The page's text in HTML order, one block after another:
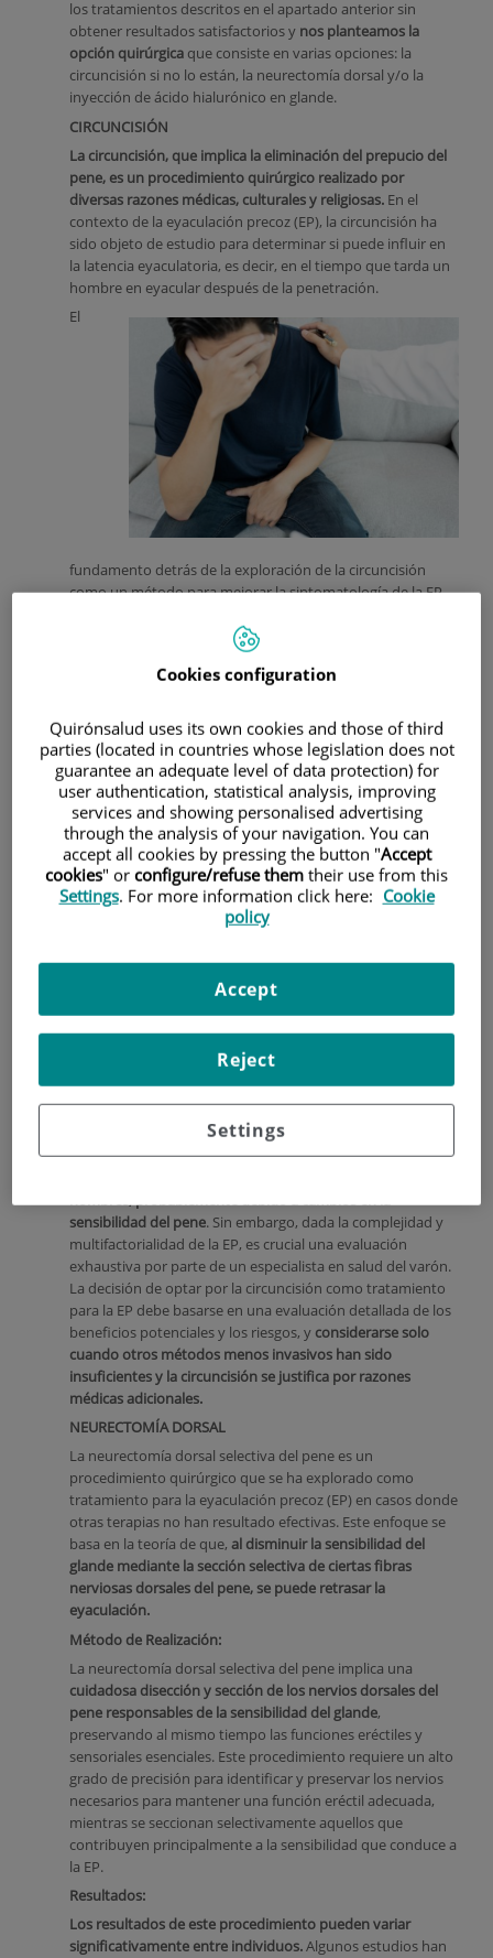
los tratamientos descritos en el apartado anterior sin
obtener resultados satisfactorios y nos planteamos la
opción quirúrgica que consiste en varias opciones: la
circuncisión si no lo están, la neurectomía dorsal y/o la
inyección de ácido hialurónico en glande.
CIRCUNCISIÓN
La circuncisión, que implica la eliminación del prepucio del
pene, es un procedimiento quirúrgico realizado por
diversas razones médicas, culturales y religiosas. En el
contexto de la eyaculación precoz (EP), la circuncisión ha
sido objeto de estudio para determinar si puede influir en
la latencia eyaculatoria, es decir, en el tiempo que tarda un
hombre en eyacular después de la penetración.
El
fundamento detrás de la exploración de la circuncisión
como un método para mejorar la sintomatología de la EP
con una alta densidad de receptores sensoriales finos,
incluidos los receptores táctiles Meissner.
prepucio podría reducir la sensibilidad del pene, lo que
EP.
Los estudios sobre la eficacia de la circuncisión en el
tratamiento de la EP han arrojado resultados mixtos.
Algunas investigaciones sugieren que los hombres
circuncidados pueden experimentar un ligero retraso en la
eyaculación en comparación con los hombres no
circuncidados. Por ejemplo, un estudio observacional
sugirió que los hombres circuncidados reportaron un
mayor tiempo de latencia eyaculatoria intravaginal (IELT)
que aquellos no circuncidados.
Sin embargo, es importante destacar queestos estudios
varían significativamente en diseño, tamaño de muestra y
metodología, lo que dificulta sacar conclusiones firmes.
subjetivos, que pueden ser afectados por varios sesgos.
circuncisión es un procedimiento irreversible
exclusivamente con fines de manejar la EP.
hombres, probablemente debido a cambios en la
sensibilidad del pene. Sin embargo, dada la complejidad y
multifactorialidad de la EP, es crucial una evaluación
exhaustiva por parte de un especialista en salud del varón.
La decisión de optar por la circuncisión como tratamiento
para la EP debe basarse en una evaluación detallada de los
beneficios potenciales y los riesgos, y considerarse solo
cuando otros métodos menos invasivos han sido
insuficientes y la circuncisión se justifica por razones
médicas adicionales.
NEURECTOMÍA DORSAL
La neurectomía dorsal selectiva del pene es un
procedimiento quirúrgico que se ha explorado como
tratamiento para la eyaculación precoz (EP) en casos donde
otras terapias no han resultado efectivas. Este enfoque se
basa en la teoría de que, al disminuir la sensibilidad del
glande mediante la sección selectiva de ciertas fibras
nerviosas dorsales del pene, se puede retrasar la
eyaculación.
Método de Realización:
La neurectomía dorsal selectiva del pene implica una
cuidadosa disección y sección de los nervios dorsales del
pene responsables de la sensibilidad del glande,
preservando al mismo tiempo las funciones eréctiles y
sensoriales esenciales. Este procedimiento requiere un alto
grado de precisión para identificar y preservar los nervios
necesarios para mantener una función eréctil adecuada,
mientras se seccionan selectivamente aquellos que
contribuyen principalmente a la sensibilidad que conduce a
la EP.
Resultados:
Los resultados de este procedimiento pueden variar
significativamente entre individuos.Algunos estudios han
Cookies configuration
Quirónsalud uses its own cookies and those of third
parties (located in countries whose legislation does not
guarantee an adequate level of data protection) for
user authentication, statistical analysis, improving
services and showing personalised advertising
through the analysis of your navigation. You can
accept all cookies by pressing the button "Accept
cookies" or configure/refuse them their use from this
Settings. For more information click here: Cookie
policy
Settings
Reject
Accept